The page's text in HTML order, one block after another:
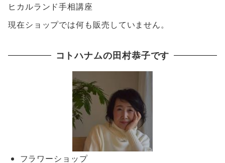
ヒカルランド手相講座
現在ショップでは何も販売していません。
コトハナムの田村恭子です
フラワーショップ